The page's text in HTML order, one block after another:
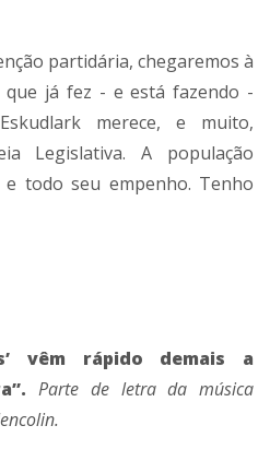
partidária, chegaremos à
já fez - e está fazendo -
merece, e muito,
Legislativa. A população
todo seu empenho. Tenho
vêm rápido demais a
Parte de letra da música